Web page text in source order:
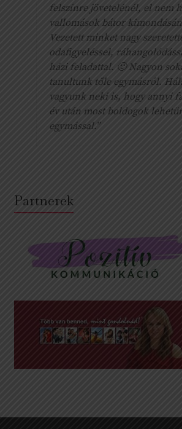
felszínre jövetelénél, el nem
vallomások bátor
Vezetett minket nagy
odafigyeléssel,
házi feladattal. 🙂 Nagyon
tanultunk tőle egymásról.
vagyunk neki is, hogy annyi
év után most boldogok
egymással.”
Partnerek